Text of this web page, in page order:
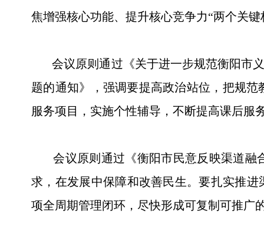
焦增强核心功能、提升核心竞争力“两个关
会议原则通过《关于进一步规范衡阳市义
题的通知》，强调要提高政治站位，把规
服务项目，实施个性辅导，不断提高课后服
会议原则通过《衡阳市民意反映渠道融
求，在发展中保障和改善民生。要扎实推
项全周期管理闭环，尽快形成可复制可推广